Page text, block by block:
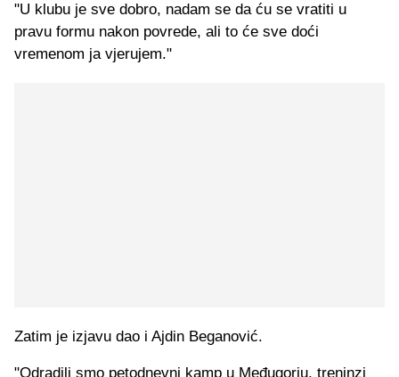
"U klubu je sve dobro, nadam se da ću se vratiti u
pravu formu nakon povrede, ali to će sve doći
vremenom ja vjerujem."
Zatim je izjavu dao i Ajdin Beganović.
"Odradili smo petodnevni kamp u Međugorju, treninzi